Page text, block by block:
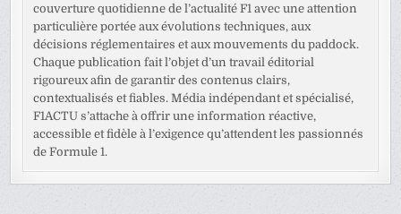
couverture quotidienne de l’actualité F1 avec une attention
particulière portée aux évolutions techniques, aux
décisions réglementaires et aux mouvements du paddock.
Chaque publication fait l’objet d’un travail éditorial
rigoureux afin de garantir des contenus clairs,
contextualisés et fiables. Média indépendant et spécialisé,
F1ACTU s’attache à offrir une information réactive,
accessible et fidèle à l’exigence qu’attendent les passionnés
de Formule 1.